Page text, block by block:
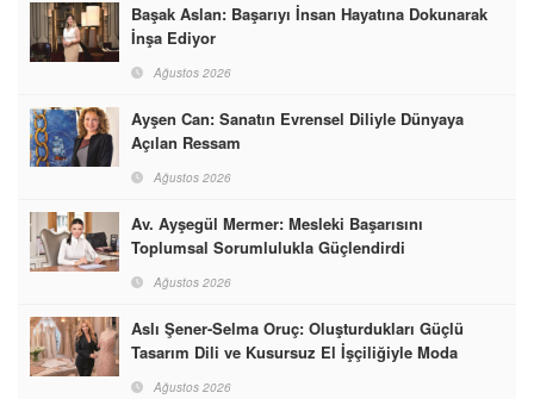
Başak Aslan: Başarıyı İnsan Hayatına Dokunarak
İnşa Ediyor
Ağustos 2026
Ayşen Can: Sanatın Evrensel Diliyle Dünyaya
Açılan Ressam
Ağustos 2026
Av. Ayşegül Mermer: Mesleki Başarısını
Toplumsal Sorumlulukla Güçlendirdi
Ağustos 2026
Aslı Şener-Selma Oruç: Oluşturdukları Güçlü
Tasarım Dili ve Kusursuz El İşçiliğiyle Moda
Dünyasına İmzalarını Attılar
Ağustos 2026